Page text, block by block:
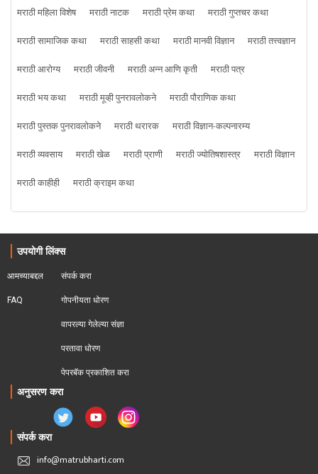
मराठी महिला विशेष
मराठी नाटक मराठी प्रेम कथा
मराठी गुप्तचर कथा
मराठी सामाजिक कथा
मराठी साहसी कथा मराठी मानवी विज्ञान
मराठी तत्त्वज्ञान
मराठी आरोग्य
मराठी जीवनी मराठी अन्न आणि कृती
मराठी पत्र
मराठी भय कथा
मराठी मूव्ही पुनरावलोकने
मराठी पौराणिक कथा
मराठी पुस्तक पुनरावलोकने
मराठी थरारक
मराठी विज्ञान-कल्पनारम्य
मराठी व्यवसाय
मराठी खेळ मराठी प्राणी मराठी ज्योतिषशास्त्र
मराठी विज्ञान
मराठी काहीही
मराठी क्राइम कथा
उपयोगी लिंक्स
आमच्याबद्दल
FAQ
संपर्क करा
गोपनीयता धोरण
वापरल्या गेलेल्या संज्ञा
परतावा धोरण
पेपरबॅक प्रकाशित करा
अनुसरण करा
संपर्क करा
info@matrubharti.com